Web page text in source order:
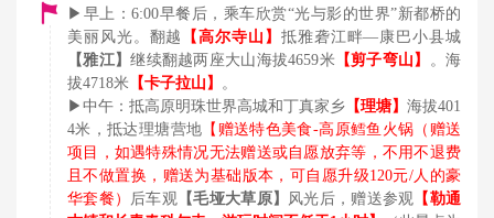
▶早上：6:00早餐后，乘车欣赏“光与影的世界”新都桥的
美丽风光。翻越
【高尔寺山】 抵雅砻江畔—康巴小县城
【雅江】继续翻越两座大山海拔4659米 【剪子弯山】
。海
拔4718米 【卡子拉山】
。
▶中午：抵高原明珠世界高城和丁真家乡 【理塘】 海拔401
4米，抵达理塘营地 【赠送特色美食-高原鳕鱼火锅（赠送
项目，如遇特殊情况无法赠送或自愿放弃等，不用不退费
且不做置换，赠送为基础版本，可自愿升级120元/人的豪
华套餐）
后车观 【毛垭大草原】 风光后，赠送参观 【勒通